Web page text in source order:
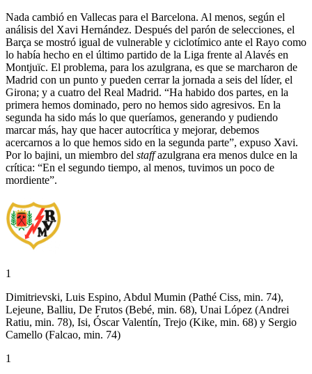
Nada cambió en Vallecas para el Barcelona. Al menos, según el
análisis del Xavi Hernández. Después del parón de selecciones, el
Barça se mostró igual de vulnerable y ciclotímico ante el Rayo como
lo había hecho en el último partido de la Liga frente al Alavés en
Montjuïc. El problema, para los azulgrana, es que se marcharon de
Madrid con un punto y pueden cerrar la jornada a seis del líder, el
Girona; y a cuatro del Real Madrid. “Ha habido dos partes, en la
primera hemos dominado, pero no hemos sido agresivos. En la
segunda ha sido más lo que queríamos, generando y pudiendo
marcar más, hay que hacer autocrítica y mejorar, debemos
acercarnos a lo que hemos sido en la segunda parte”, expuso Xavi.
Por lo bajini, un miembro del staffazulgrana era menos dulce en la
crítica: “En el segundo tiempo, al menos, tuvimos un poco de
mordiente”.
1
Dimitrievski, Luis Espino, Abdul Mumin (Pathé Ciss, min. 74),
Lejeune, Balliu, De Frutos (Bebé, min. 68), Unai López (Andrei
Ratiu, min. 78), Isi, Óscar Valentín, Trejo (Kike, min. 68) y Sergio
Camello (Falcao, min. 74)
1